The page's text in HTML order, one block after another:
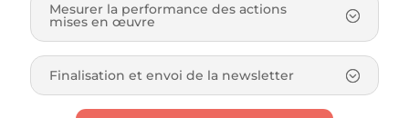
Mesurer la performance des actions
mises en œuvre
Finalisation et envoi de la newsletter